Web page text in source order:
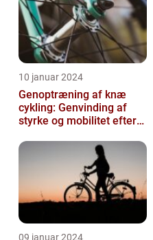
10 januar 2024
Genoptræning af knæ
cykling: Genvinding af
styrke og mobilitet efter
09 januar 2024